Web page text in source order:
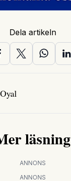
Dela artikeln
läsning
ANNONS
ANNONS